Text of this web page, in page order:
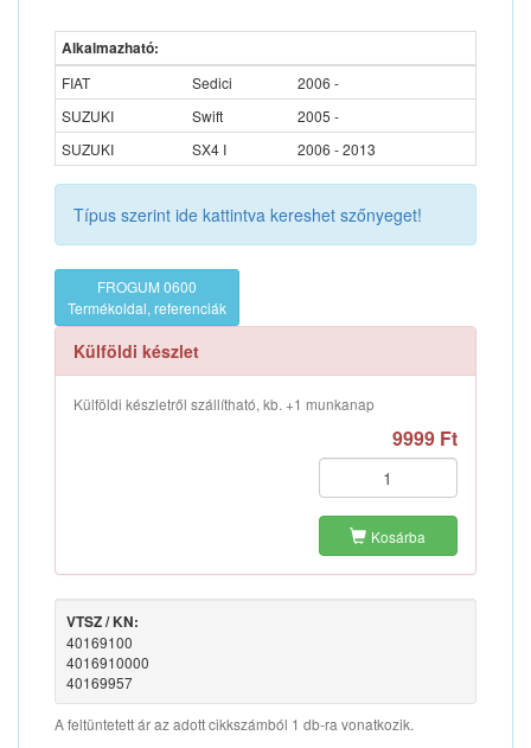
Alkalmazható:
FIAT Sedici
2006 -
SUZUKI
Swift
2005 -
SUZUKI
SX4 I 2006 - 2013
Típus szerint ide kattintva kereshet szőnyeget!
FROGUM 0600
Termékoldal, referenciák
Külföldi készlet
Külföldi készletről szállítható, kb. +1 munkanap
9999 Ft
Kosárba
VTSZ / KN:
40169100
4016910000
40169957
A feltüntetett ár az adott cikkszámból 1 db-ra vonatkozik.